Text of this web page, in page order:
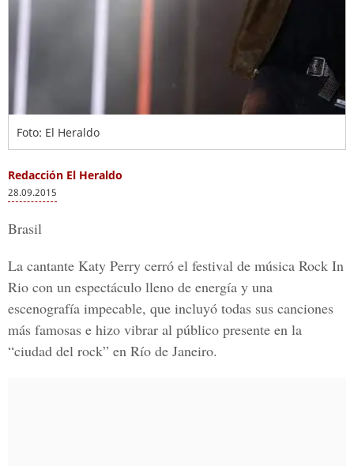
Foto: El Heraldo
Redacción El Heraldo
28.09.2015
Brasil
La cantante Katy Perry cerró el festival de música Rock In
Rio con un espectáculo lleno de energía y una
escenografía impecable, que incluyó todas sus canciones
más famosas e hizo vibrar al público presente en la
“ciudad del rock” en Río de Janeiro.